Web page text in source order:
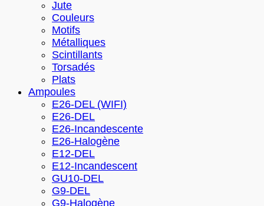
Jute
Couleurs
Motifs
Métalliques
Scintillants
Torsadés
Plats
Ampoules
E26-DEL (WIFI)
E26-DEL
E26-Incandescente
E26-Halogène
E12-DEL
E12-Incandescent
GU10-DEL
G9-DEL
G9-Halogène